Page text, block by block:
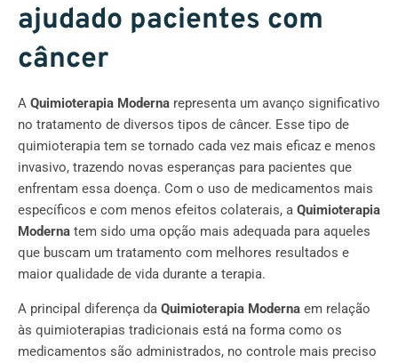
ajudado pacientes com
câncer
A Quimioterapia Moderna representa um avanço significativo
no tratamento de diversos tipos de câncer. Esse tipo de
quimioterapia tem se tornado cada vez mais eficaz e menos
invasivo, trazendo novas esperanças para pacientes que
enfrentam essa doença. Com o uso de medicamentos mais
específicos e com menos efeitos colaterais, a Quimioterapia
Moderna tem sido uma opção mais adequada para aqueles
que buscam um tratamento com melhores resultados e
maior qualidade de vida durante a terapia.
A principal diferença da Quimioterapia Moderna em relação
às quimioterapias tradicionais está na forma como os
medicamentos são administrados, no controle mais preciso